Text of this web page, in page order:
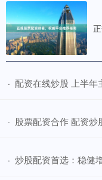
· 配资在线炒股 上半年
· 股票配资合作 配资炒
· 炒股配资首选：稳健